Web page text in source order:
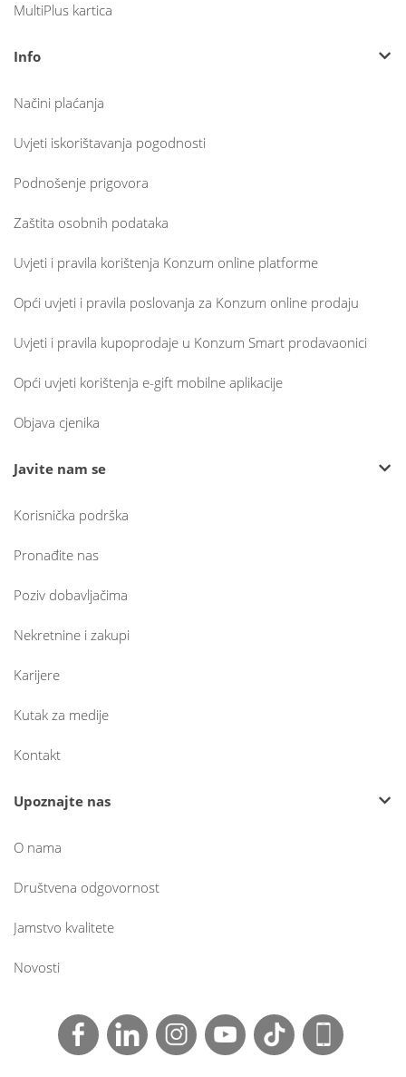
MultiPlus kartica
Info
Načini plaćanja
Uvjeti iskorištavanja pogodnosti
Podnošenje prigovora
Zaštita osobnih podataka
Uvjeti i pravila korištenja Konzum online platforme
Opći uvjeti i pravila poslovanja za Konzum online prodaju
Uvjeti i pravila kupoprodaje u Konzum Smart prodavaonici
Opći uvjeti korištenja e-gift mobilne aplikacije
Objava cjenika
Javite nam se
Korisnička podrška
Pronađite nas
Poziv dobavljačima
Nekretnine i zakupi
Karijere
Kutak za medije
Kontakt
Upoznajte nas
O nama
Društvena odgovornost
Jamstvo kvalitete
Novosti